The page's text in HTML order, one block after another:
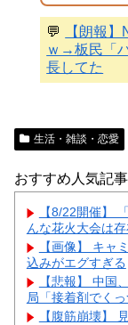
💬
【朗報
ｗ→板民「
長してた
生活・雑談・恋愛
おすすめ人気記事
【8/22開催】
んな花火大会は
【画像】 キャ
込みがエグすぎる
【悲報】 中国
局「接着剤でく
【腹筋崩壊】